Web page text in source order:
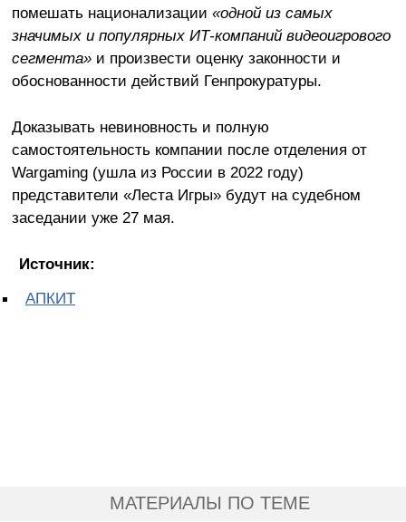
помешать национализации «одной из самых
значимых и популярных ИТ-компаний видеоигрового
сегмента»и произвести оценку законности и
обоснованности действий Генпрокуратуры.
Доказывать невиновность и полную
самостоятельность компании после отделения от
Wargaming (ушла из России в 2022 году)
представители «Леста Игры» будут на судебном
заседании уже 27 мая.
Источник:
АПКИТ
МАТЕРИАЛЫ ПО ТЕМЕ